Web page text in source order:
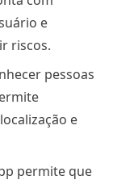
e
riscos.
pessoas
e
permite que